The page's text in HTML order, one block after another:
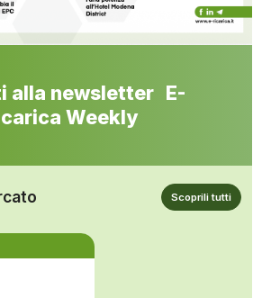
alla newsletter E-
Weekly
Scoprili tutti